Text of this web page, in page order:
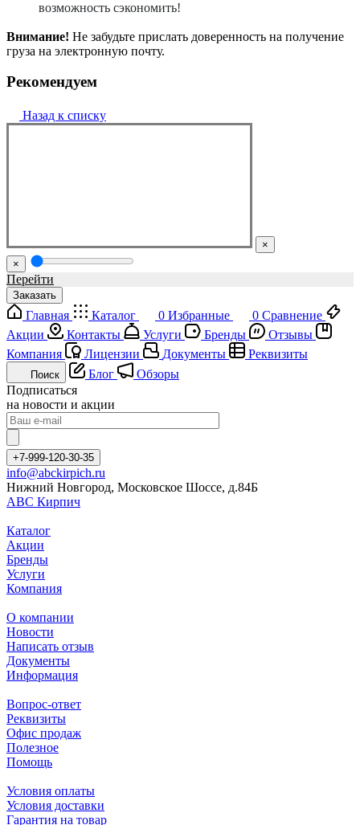
возможность сэкономить!
Внимание! Не забудьте прислать доверенность на получение
груза на электронную почту.
Рекомендуем
Назад к списку
×
×
Перейти
Заказать
Главная Каталог 0 Избранные 0 Сравнение
Акции
Контакты Услуги Бренды
Отзывы
Компания
Лицензии Документы Реквизиты
Поиск Блог
Обзоры
Подписаться
на новости и акции
+7-999-120-30-35
info@abckirpich.ru
Нижний Новгород, Московское Шоссе, д.84Б
АВС Кирпич
Каталог
Акции
Бренды
Услуги
Компания
О компании
Новости
Написать отзыв
Документы
Информация
Вопрос-ответ
Реквизиты
Офис продаж
Полезное
Помощь
Условия оплаты
Условия доставки
Гарантия на товар